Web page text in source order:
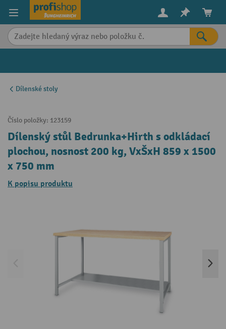
content
Dílenské stoly
Číslo položky: 123159
Dílenský stůl Bedrunka+Hirth s odkládací
plochou, nosnost 200 kg, VxŠxH 859 x 1500
x 750 mm
K popisu produktu